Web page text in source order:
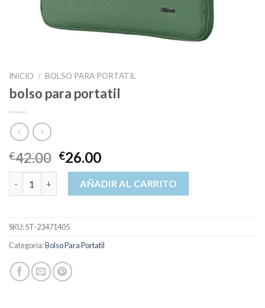
INICIO / BOLSO PARA PORTATIL
bolso para portatil
€42.00 €26.00
bolso para portatil cantidadAÑADIR AL CARRITO
SKU:ST-23471405
Categoría:Bolso Para Portatil